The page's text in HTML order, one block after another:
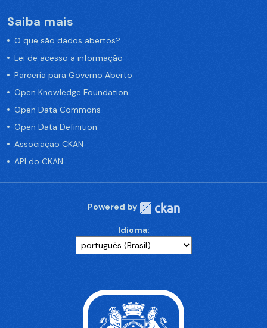
Saiba mais
O que são dados abertos?
Lei de acesso a informação
Parceria para Governo Aberto
Open Knowledge Foundation
Open Data Commons
Open Data Definition
Associação CKAN
API do CKAN
Powered by
Idioma